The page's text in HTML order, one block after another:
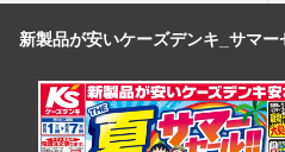
新製品が安いケーズデンキ_サマー